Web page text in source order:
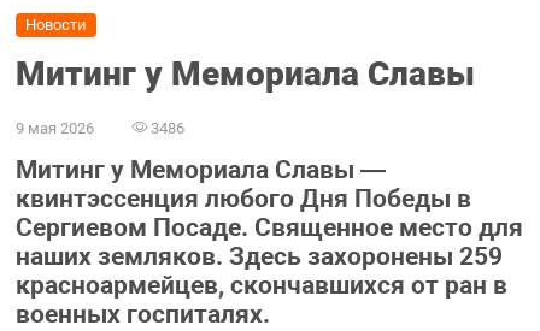
Новости
Митинг у Мемориала Славы
9 мая 2026 3486
Митинг у Мемориала Славы —
квинтэссенция любого Дня Победы в
Сергиевом Посаде. Священное место для
наших земляков. Здесь захоронены 259
красноармейцев, скончавшихся от ран в
военных госпиталях.